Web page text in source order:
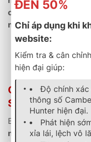
cho điều kiện châu Á
năng bám đường
Êm ái – bền bỉ – an
Chính Sách Bảo
Select Thành
B-Select Thành Phát
năm
theo tiêu chuẩn
ĐẾN 50%
Chỉ áp dụng khi
website:
Kiểm tra & cân
hiện đại giúp:
Độ chính xác
thông số
Hunter hiện đại.
Phát hiện
xỉa lái, lệch vô